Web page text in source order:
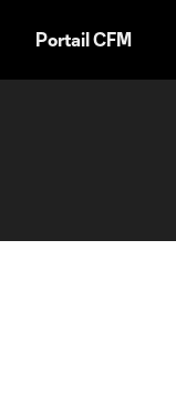
Portail CFM